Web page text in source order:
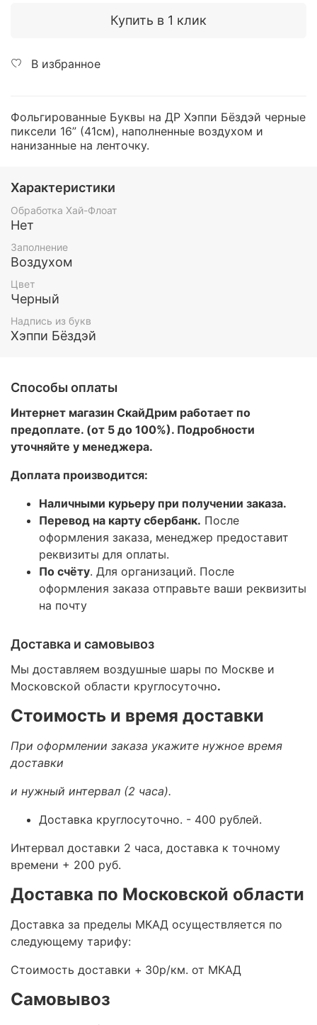
Купить в 1 клик
В избранное
Фольгированные Буквы на ДР Хэппи Бёздэй черные
пиксели 16” (41см), наполненные воздухом и
нанизанные на ленточку.
Характеристики
Обработка Хай-Флоат
Нет
Заполнение
Воздухом
Цвет
Черный
Надпись из букв
Хэппи Бёздэй
Способы оплаты
Интернет магазин СкайДрим работает по
предоплате. (от 5 до 100%). Подробности
уточняйте у менеджера.
Доплата производится:
Наличными курьеру при получении заказа.
Перевод на карту сбербанк. После
оформления заказа, менеджер предоставит
реквизиты для оплаты.
По счёту. Для организаций. После
оформления заказа отправьте ваши реквизиты
на почту
Доставка и самовывоз
Мы доставляем воздушные шары по Москве и
Московской области круглосуточно.
Стоимость и время доставки
При оформлении заказа укажите нужное время
доставки
и нужный интервал (2 часа).
Доставка круглосуточно. - 400 рублей.
Интервал доставки 2 часа, доставка к точному
времени + 200 руб.
Доставка по Московской области
Доставка за пределы МКАД осуществляется по
следующему тарифу:
Стоимость доставки + 30р/км. от МКАД
Самовывоз